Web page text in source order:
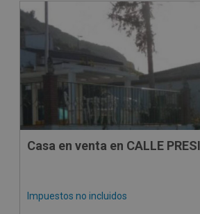
CESIÓN DE REMATE
Casa en venta en CALLE
Impuestos no incluidos